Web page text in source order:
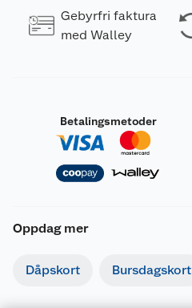
Gebyrfri faktura
med Walley
Betalingsmetoder
Oppdag mer
Dåpskort Bursdagskort